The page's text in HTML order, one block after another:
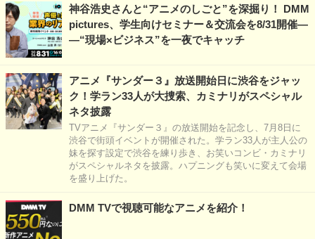
神谷浩史さんと“アニメのしごと”を深掘り！ DMM
pictures、学生向けセミナー＆交流会を8/31開催―
―“現場×ビジネス”を一夜でキャッチ
アニメ『サンダー３』放送開始日に渋谷をジャッ
ク！学ラン33人が大捜索、カミナリがスペシャル
ネタ披露
TVアニメ『サンダー３』の放送開始を記念し、7月8日に
渋谷で街頭イベントが開催された。学ラン33人が主人公の
妹を探す設定で渋谷を練り歩き、お笑いコンビ・カミナリ
がスペシャルネタを披露。ハプニングも笑いに変えて会場
を盛り上げた。
DMM TVで視聴可能なアニメを紹介！